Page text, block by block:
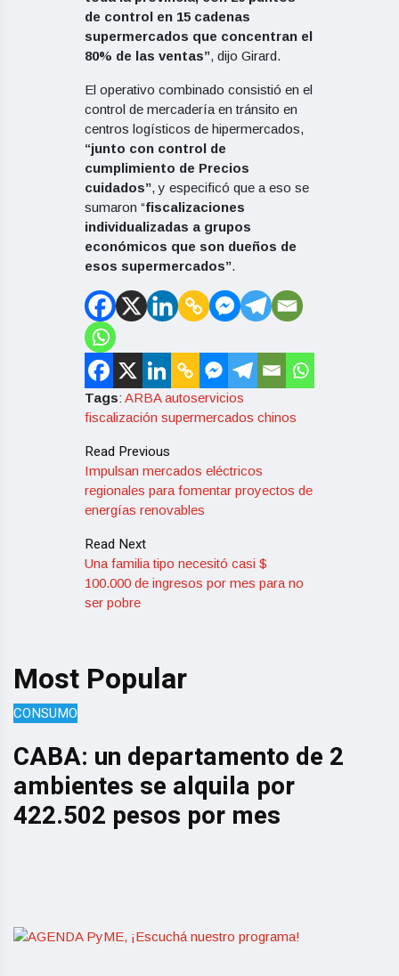
de control en 15 cadenas
supermercados que concentran el
80% de las ventas”, dijo Girard.
El operativo combinado consistió en el
control de mercadería en tránsito en
centros logísticos de hipermercados,
“junto con control de
cumplimiento de Precios
cuidados”, y especificó que a eso se
sumaron “fiscalizaciones
individualizadas a grupos
económicos que son dueños de
esos supermercados”.
Tags: ARBA autoservicios
fiscalización supermercados chinos
Read Previous
Impulsan mercados eléctricos
regionales para fomentar proyectos de
energías renovables
Read Next
Una familia tipo necesitó casi $
100.000 de ingresos por mes para no
ser pobre
Most Popular
CONSUMO
CABA: un departamento de 2
ambientes se alquila por
422.502 pesos por mes